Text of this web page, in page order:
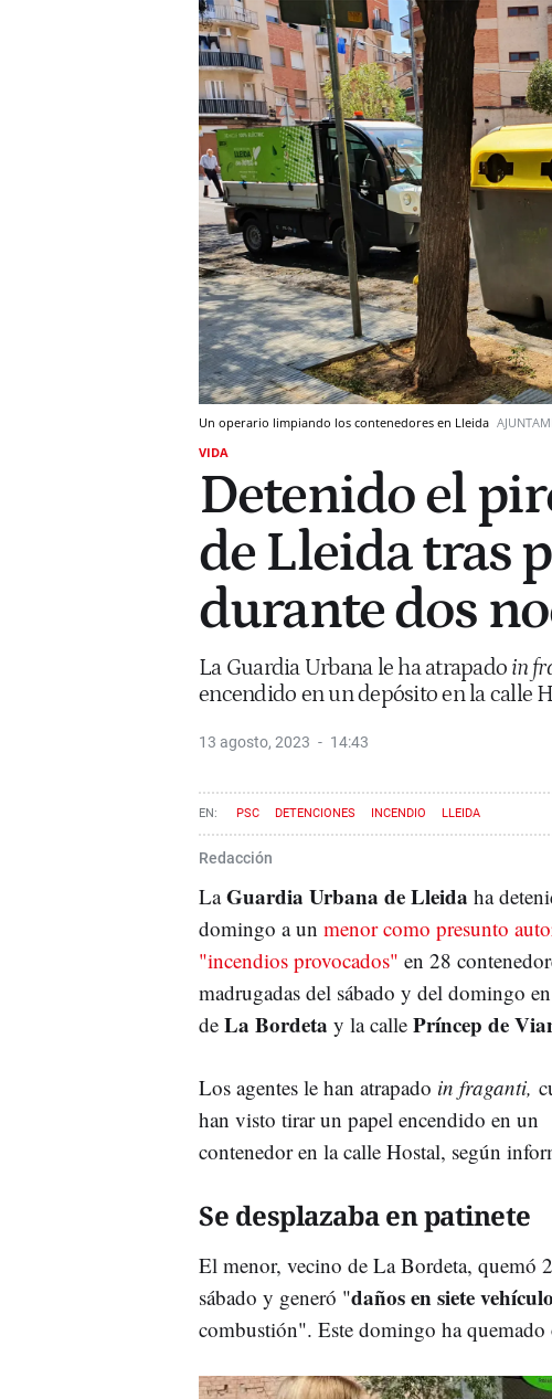
Un operario limpiando los contenedores en Lleida
VIDA
Detenido el
de Lleida tras
durante dos
La Guardia Urbana le ha atrapado in
encendido en un depósito en la calle
13 agosto, 2023 14:43
PSC DETENCIONES INCENDIO LLEIDA
Redacción
LaGuardia Urbana de Lleida ha
domingo a un menor como presunto
"incendios provocados" en 28
madrugadas del sábado y del domingo
de La Bordeta y la calle Príncep de
Los agentes le han atrapado in fraganti,
han visto tirar un papel encendido en un
contenedor en la calle Hostal, según
Se desplazaba en patinete
El menor, vecino de La Bordeta, quemó
sábado y generó "daños en siete
combustión". Este domingo ha quemado